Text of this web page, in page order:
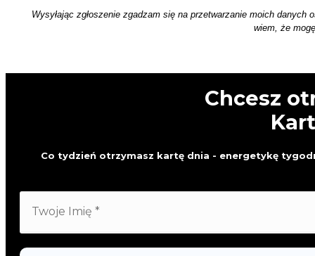
Wysyłając zgłoszenie zgadzam się na przetwarzanie moich
wiem, że
Chcesz
Co tydzień otrzymasz kartę dnia - energetykę